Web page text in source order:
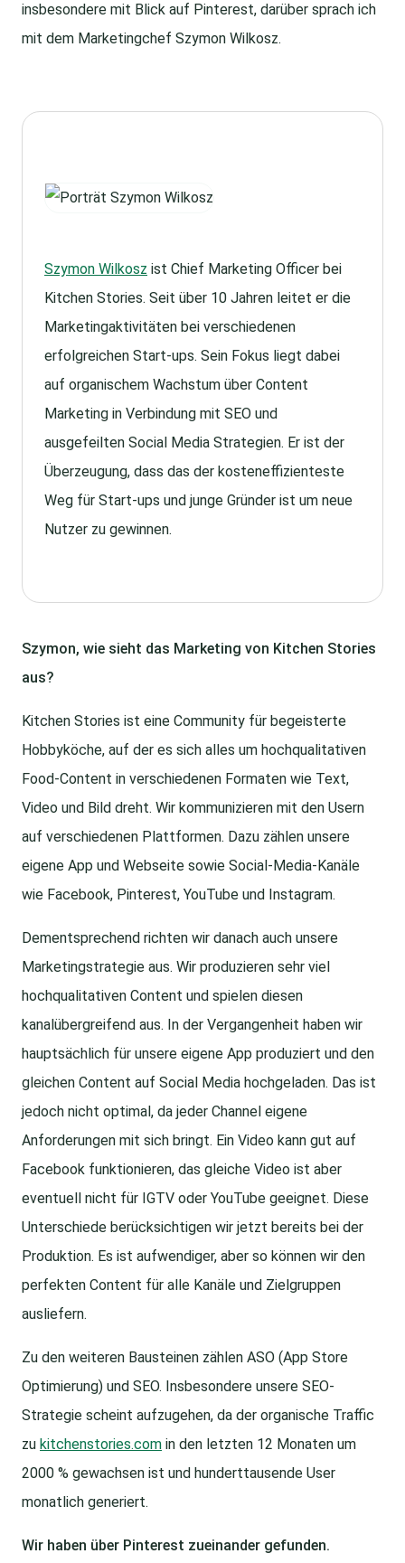
insbesondere mit Blick auf Pinterest, darüber sprach ich
mit dem Marketingchef Szymon Wilkosz.
Szymon Wilkosz ist Chief Marketing Officer bei
Kitchen Stories. Seit über 10 Jahren leitet er die
Marketingaktivitäten bei verschiedenen
erfolgreichen Start-ups. Sein Fokus liegt dabei
auf organischem Wachstum über Content
Marketing in Verbindung mit SEO und
ausgefeilten Social Media Strategien. Er ist der
Überzeugung, dass das der kosteneffizienteste
Weg für Start-ups und junge Gründer ist um neue
Nutzer zu gewinnen.
Szymon, wie sieht das Marketing von Kitchen Stories
aus?
Kitchen Stories ist eine Community für begeisterte
Hobbyköche, auf der es sich alles um hochqualitativen
Food-Content in verschiedenen Formaten wie Text,
Video und Bild dreht. Wir kommunizieren mit den Usern
auf verschiedenen Plattformen. Dazu zählen unsere
eigene App und Webseite sowie Social-Media-Kanäle
wie Facebook, Pinterest, YouTube und Instagram.
Dementsprechend richten wir danach auch unsere
Marketingstrategie aus. Wir produzieren sehr viel
hochqualitativen Content und spielen diesen
kanalübergreifend aus. In der Vergangenheit haben wir
hauptsächlich für unsere eigene App produziert und den
gleichen Content auf Social Media hochgeladen. Das ist
jedoch nicht optimal, da jeder Channel eigene
Anforderungen mit sich bringt. Ein Video kann gut auf
Facebook funktionieren, das gleiche Video ist aber
eventuell nicht für IGTV oder YouTube geeignet. Diese
Unterschiede berücksichtigen wir jetzt bereits bei der
Produktion. Es ist aufwendiger, aber so können wir den
perfekten Content für alle Kanäle und Zielgruppen
ausliefern.
Zu den weiteren Bausteinen zählen ASO (App Store
Optimierung) und SEO. Insbesondere unsere SEO-
Strategie scheint aufzugehen, da der organische Traffic
zu kitchenstories.com in den letzten 12 Monaten um
2000 % gewachsen ist und hunderttausende User
monatlich generiert.
Wir haben über Pinterest zueinander gefunden.